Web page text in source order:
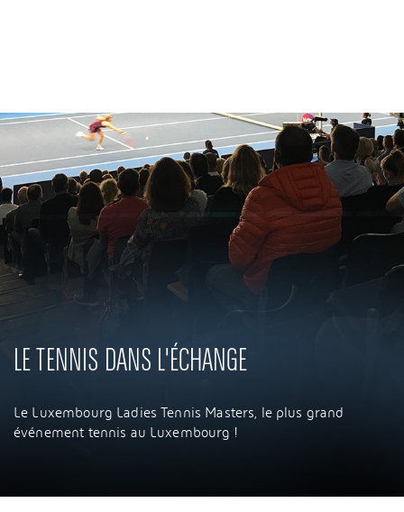
Solutions innovantes
LE TENNIS DANS L'ÉCHANGE
Le Luxembourg Ladies Tennis Masters, le plus grand
événement tennis au Luxembourg !